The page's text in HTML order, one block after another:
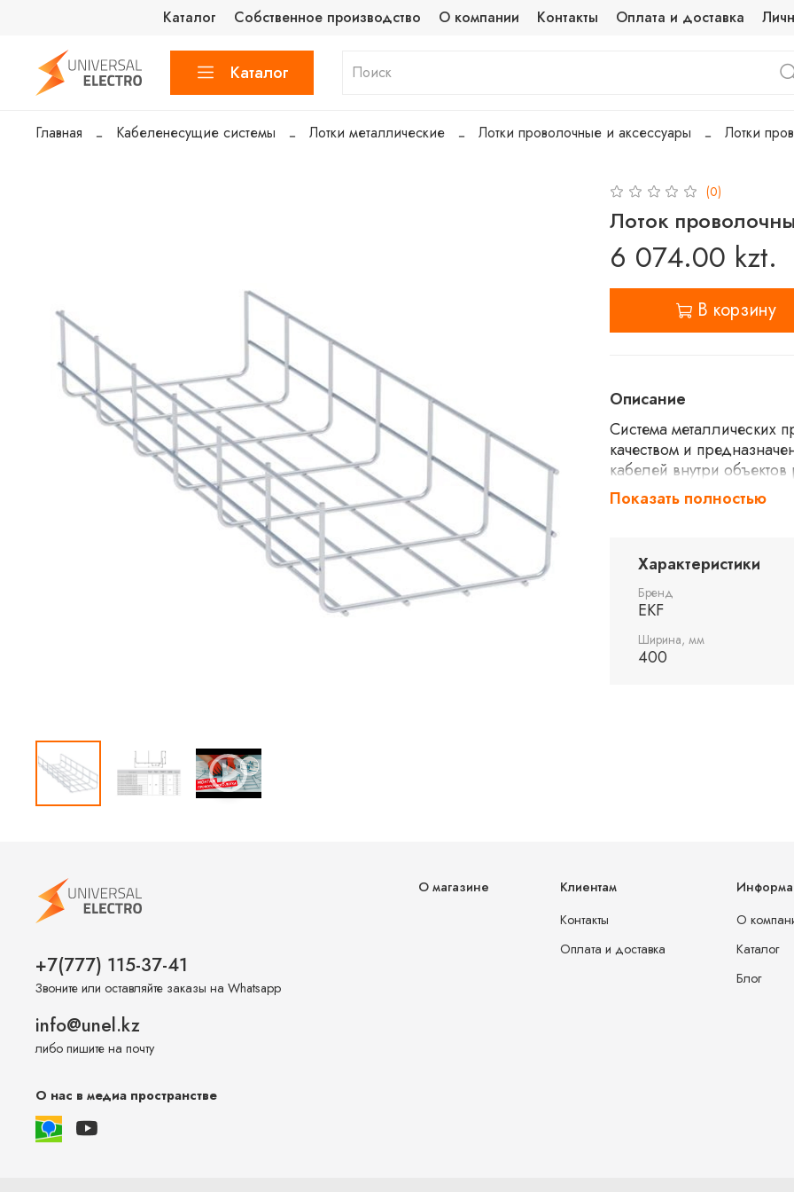
Каталог Собственное производство О компании Контакты Оплата и доставка
Каталог
Главная Кабеленесущие системы Лотки металлические Лотки проволочные и аксессуары Лотки
(0)
Лоток
6 074.00 kzt.
В корзину
Описание
Система металлических
качеством и
кабелей внутри
значительно проще
системные аксессуары
непосредственно на
позволяет разработать
проволочных лотков R-
сохранность всех
конструкция
хранении.
Показать полностью
Характеристики
Бренд
EKF
Ширина, мм
400
О магазине
Клиентам
Контакты
Оплата и доставка
О
Каталог
Блог
+7(777) 115-37-41
Звоните или оставляйте заказы на Whatsapp
info@unel.kz
либо пишите на почту
О нас в медиа пространстве